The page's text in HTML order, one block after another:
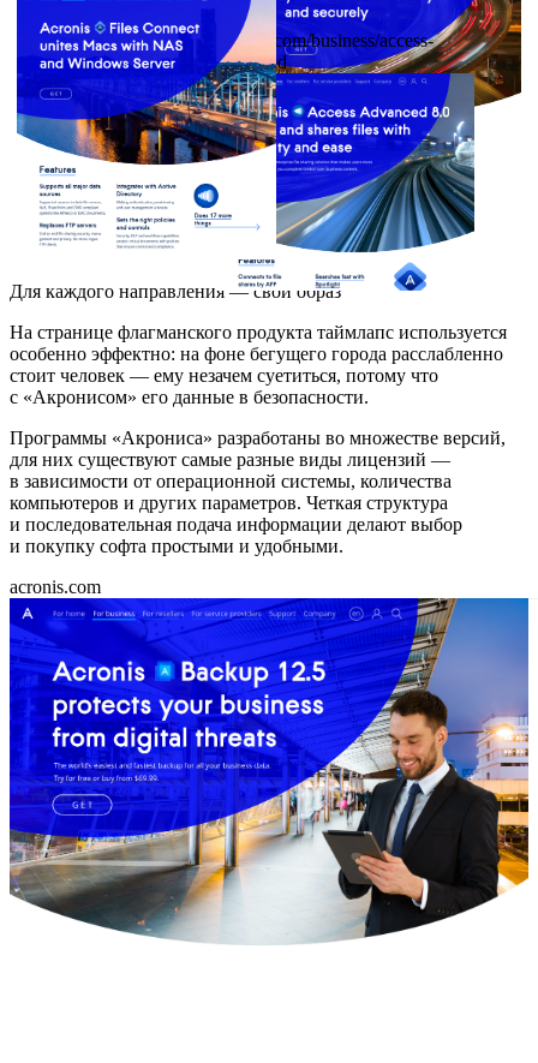
acronis.com/business/access-
advanced
Для каждого направления — свой образ
На странице флагманского продукта таймлапс используется
особенно эффектно: на фоне бегущего города расслабленно
стоит человек — ему незачем суетиться, потому что
с «Акронисом» его данные в безопасности.
Программы «Акрониса» разработаны во множестве версий,
для них существуют самые разные виды лицензий —
в зависимости от операционной системы, количества
компьютеров и других параметров. Четкая структура
и последовательная подача информации делают выбор
и покупку софта простыми и удобными.
acronis.com